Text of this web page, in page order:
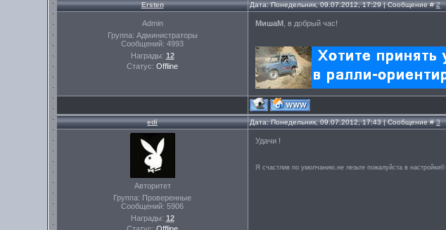
Ersten Дата: Понедельник, 09.07.2012, 17:29 | Сообщение #2
Admin
Группа: Администраторы
Сообщений: 4993
Награды: 12
Статус: Offline
МишаМ , в добрый час!
edi Дата: Понедельник, 09.07.2012, 17:43 | Сообщение #3
Авторитет
Группа: Проверенные
Сообщений: 5906
Награды: 12
Удачи !
Я счастлив по умолчанию,не лезьте пожалуйста в настройки©